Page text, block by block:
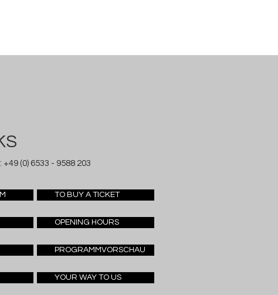
+49 (0) 6533 - 9588 203
TO BUY A TICKET
OPENING HOURS
PROGRAMMVORSCHAU
YOUR WAY TO US